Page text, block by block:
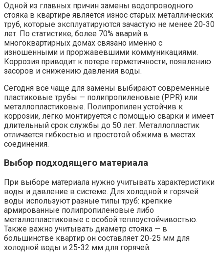
Одной из главных причин замены водопроводного
стояка в квартире является износ старых металлических
труб, которые эксплуатируются зачастую не менее 20-30
лет. По статистике, более 70% аварий в
многоквартирных домах связано именно с
изношенными и проржавевшими коммуникациями.
Коррозия приводит к потере герметичности, появлению
засоров и снижению давления воды.
Сегодня все чаще для замены выбирают современные
пластиковые трубы — полипропиленовые (PPR) или
металлопластиковые. Полипропилен устойчив к
коррозии, легко монтируется с помощью сварки и имеет
длительный срок службы до 50 лет. Металлопластик
отличается гибкостью и простотой обжима в местах
соединения.
Выбор подходящего материала
При выборе материала нужно учитывать характеристики
воды и давление в системе. Для холодной и горячей
воды используют разные типы труб: крепкие
армированные полипропиленовые либо
металлопластиковые с особой теплоустойчивостью.
Также важно учитывать диаметр стояка — в
большинстве квартир он составляет 20-25 мм для
холодной воды и 25-32 мм для горячей.